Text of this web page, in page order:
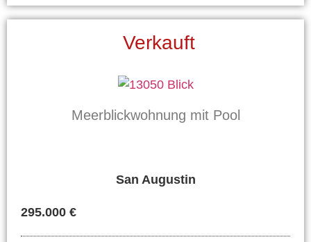
Verkauft
Meerblickwohnung mit Pool
San Augustin
295.000 €